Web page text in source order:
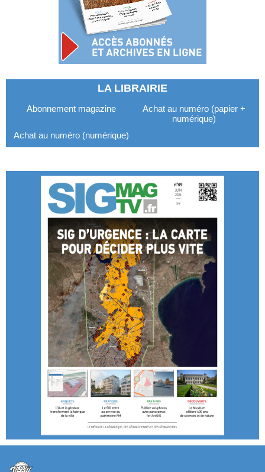
LA LIBRAIRIE
Abonnement magazine
Achat au numéro (papier +
numérique)
Achat au numéro (numérique)